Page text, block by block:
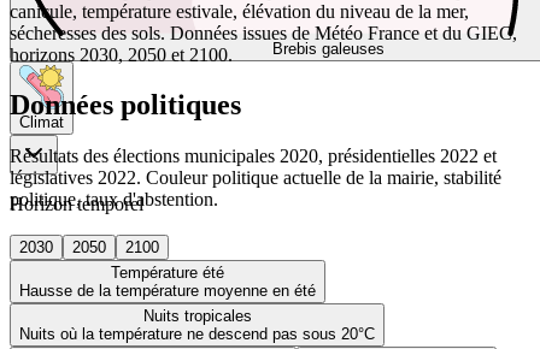
Brebis galeuses
Climat
Horizon temporel
2030 2050
2100
Température été
Hausse de la température moyenne en été
Nuits tropicales
Nuits où la température ne descend pas sous 20°C
canicule, température estivale, élévation du niveau de la mer,
sécheresses des sols. Données issues de Météo France et du GIEC,
horizons 2030, 2050 et 2100.
Données politiques
Résultats des élections municipales 2020, présidentielles 2022 et
législatives 2022. Couleur politique actuelle de la mairie, stabilité
politique, taux d'abstention.